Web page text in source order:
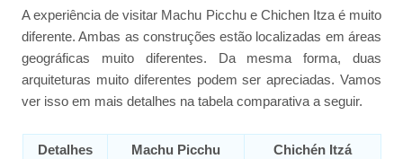
A experiência de visitar Machu Picchu e Chichen Itza é muito
diferente. Ambas as construções estão localizadas em áreas
geográficas muito diferentes. Da mesma forma, duas
arquiteturas muito diferentes podem ser apreciadas. Vamos
ver isso em mais detalhes na tabela comparativa a seguir.
Detalhes Machu Picchu Chichén Itzá